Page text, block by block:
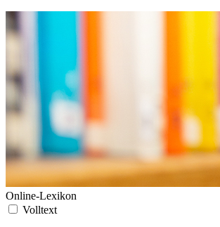
Online-Lexikon
Volltext